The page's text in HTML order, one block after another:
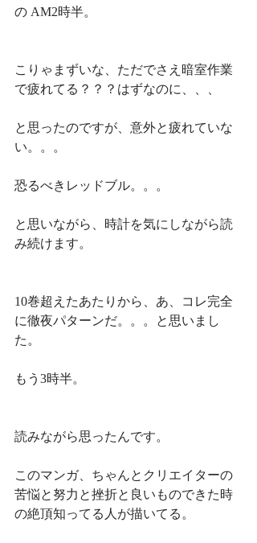
の AM2時半。
こりゃまずいな、ただでさえ暗室作業
で疲れてる？？？はずなのに、、、
と思ったのですが、意外と疲れていな
い。。。
恐るべきレッドブル。。。
と思いながら、時計を気にしながら読
み続けます。
10巻超えたあたりから、あ、コレ完全
に徹夜パターンだ。。。と思いまし
た。
もう3時半。
読みながら思ったんです。
このマンガ、ちゃんとクリエイターの
苦悩と努力と挫折と良いものできた時
の絶頂知ってる人が描いてる。